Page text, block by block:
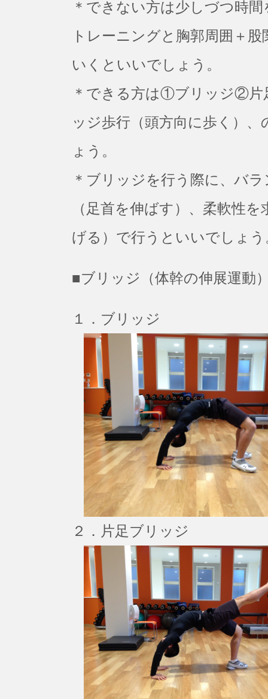
＊できない方は少しづつ時
トレーニングと胸郭周囲＋
いくといいでしょう。
＊できる方は①ブリッジ②
ッジ歩行（頭方向に歩く）
ょう。
＊ブリッジを行う際に、バ
（足首を伸ばす）、柔軟性
げる）で行うといいでしょう
■ブリッジ（体幹の伸展運動
１．ブリッジ
２．片足ブリッジ